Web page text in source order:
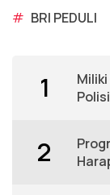
# BRI PEDULI
1
Polisi
2